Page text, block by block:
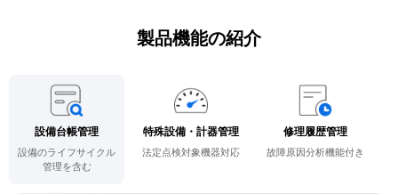
製品機能の紹介
設備台帳管理
設備のライフサイクル
管理を含む
特殊設備・計器管理
法定点検対象機器対応
修理履歴管理
故障原因分析機能付き